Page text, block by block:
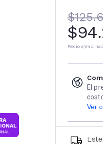
Precio s/imp. nac.
El
Ver